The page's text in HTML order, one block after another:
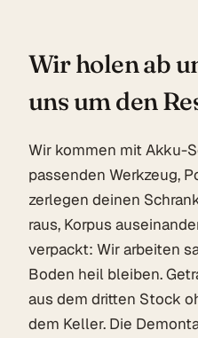
Wir holen ab
uns um den
Wir kommen mit Akku-
passenden Werkzeug,
zerlegen deinen
raus, Korpus
verpackt: Wir arbeiten
Boden heil bleiben.
aus dem dritten Stock
dem Keller. Die